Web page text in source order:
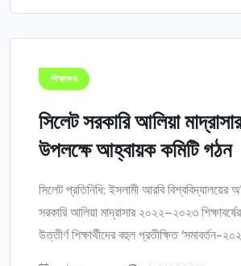
শিক্ষাঙ্গন
সিলেট সরকারি আলিয়া
উপলক্ষে আহ্বায়ক কমিটি গঠন
সিলেট প্রতিনিধি: ইসলামী আরবি বিশ্ববিদ্যালয়ের
সরকারি আলিয়া মাদ্রাসার ২০২২–২০২৩
উত্তীর্ণ শিক্ষার্থীদের বহুল প্রতীক্ষিত ‘সমাবর্তন-